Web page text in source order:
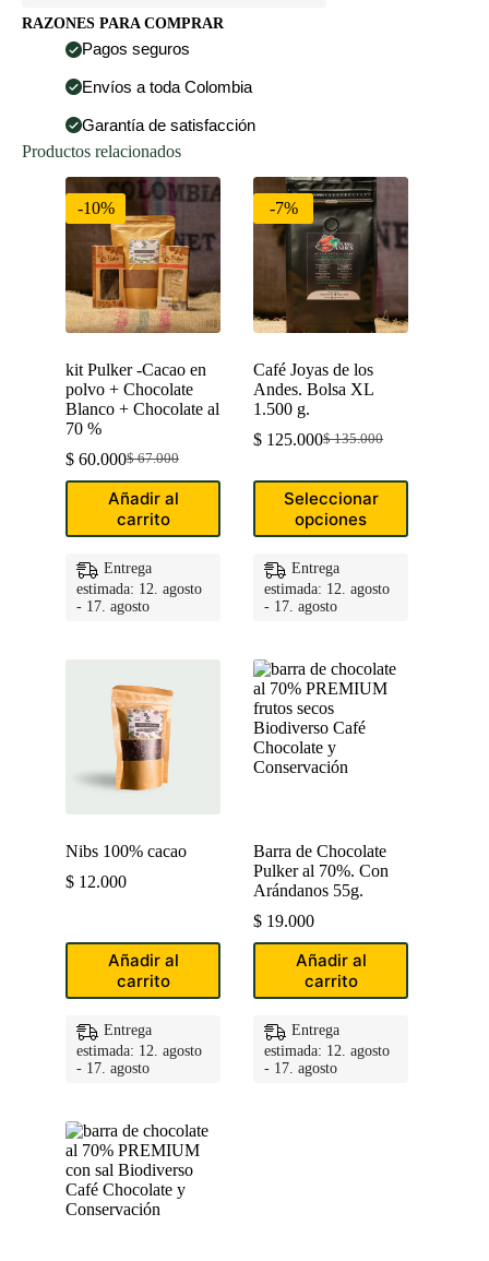
500
Gramos.
cantidad
RAZONES PARA COMPRAR
Pagos seguros
Envíos a toda Colombia
Garantía de satisfacción
Productos relacionados
-10%
kit Pulker -Cacao en
polvo + Chocolate
Blanco + Chocolate al
70 %
$67.000
Original
price
was:
$ 67.000.
$ 60.000Current
price
is:
$ 60.000.
Añadir al
carrito
Entrega
estimada: 12. agosto
- 17. agosto
-7%
Café Joyas de los
Andes. Bolsa XL
1.500 g.
$135.000
Original
was:
$ 135.000.
$ 125.000Current
is:
$ 125.000.
Seleccionar
opciones
Este
producto
variantes.
Las
opciones
elegir
en
la
página
de
producto
Entrega
estimada: 12. agosto
- 17. agosto
Nibs 100% cacao
$ 12.000
Añadir al
carrito
Entrega
estimada: 12. agosto
- 17. agosto
Barra de Chocolate
Pulker al 70%. Con
Arándanos 55g.
$ 19.000
Añadir al
carrito
Entrega
estimada: 12. agosto
- 17. agosto